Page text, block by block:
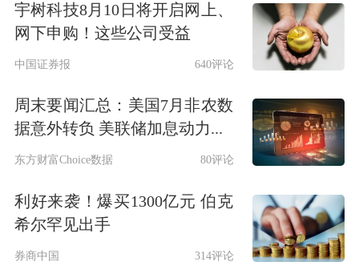
司，观察被举牌标的，估值较低、股息
率较高、分红稳定特征明显；同时，H
举牌标的中占据较大比例，15家上市公
司中，三分之二为H股标的。
港股市场也成为保险资金长期投资试点
项目的价值发现目的地。例如，据新华
保险和
披露，国丰兴华管理的
宇树科技8月10日将开启网上、
网下申购！这些公司受益
中国证券报 640评论
周末要闻汇总：美国7月非农数
据意外转负 美联储加息动力...
东方财富Choice数据 80评论
利好来袭！爆买1300亿元 伯克
希尔罕见出手
券商中国 314评论